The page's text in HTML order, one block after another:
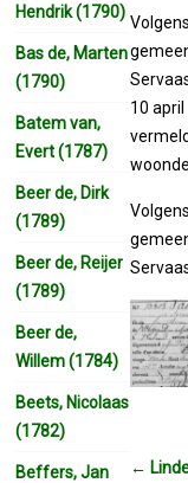
10
woonde.
←
Hendrik (1790)
Bas de, Marten
(1790)
Batem van,
Evert (1787)
Beer de, Dirk
(1789)
Beer de, Reijer
(1789)
Beer de,
Willem (1784)
Beets, Nicolaas
(1782)
Beffers, Jan